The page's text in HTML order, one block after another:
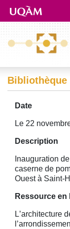
Aller directement
Bibliothèque
Date
Le 22
Description
Inauguration
caserne de
Ouest à Saint-
Ressource en
Lʼarchitecture